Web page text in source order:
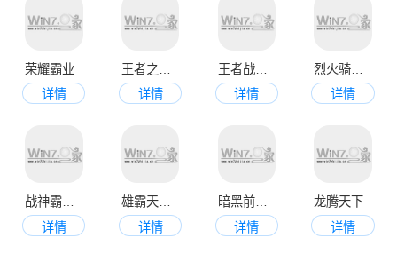
荣耀霸业
详情
详情
王者战神打金版
详情
详情
战神霸业手机版
详情
雄霸天地BT版
详情
暗黑前传官方版
详情
龙腾天下
详情